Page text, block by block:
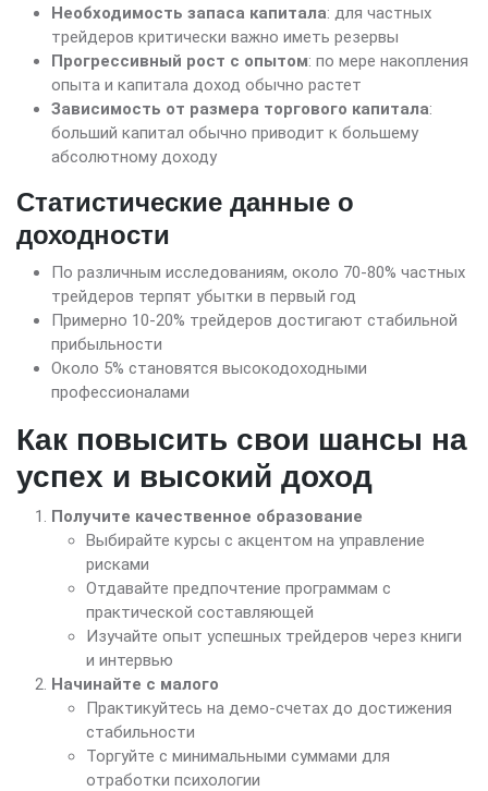
Необходимость запаса капитала: для частных
трейдеров критически важно иметь резервы
Прогрессивный рост с опытом: по мере накопления
опыта и капитала доход обычно растет
Зависимость от размера торгового капитала:
больший капитал обычно приводит к большему
абсолютному доходу
Статистические данные о
доходности
По различным исследованиям, около 70-80% частных
трейдеров терпят убытки в первый год
Примерно 10-20% трейдеров достигают стабильной
прибыльности
Около 5% становятся высокодоходными
профессионалами
Как повысить свои шансы на
успех и высокий доход
Получите качественное образование
Выбирайте курсы с акцентом на управление
рисками
Отдавайте предпочтение программам с
практической составляющей
Изучайте опыт успешных трейдеров через книги
и интервью
Начинайте с малого
Практикуйтесь на демо-счетах до достижения
стабильности
Торгуйте с минимальными суммами для
отработки психологии